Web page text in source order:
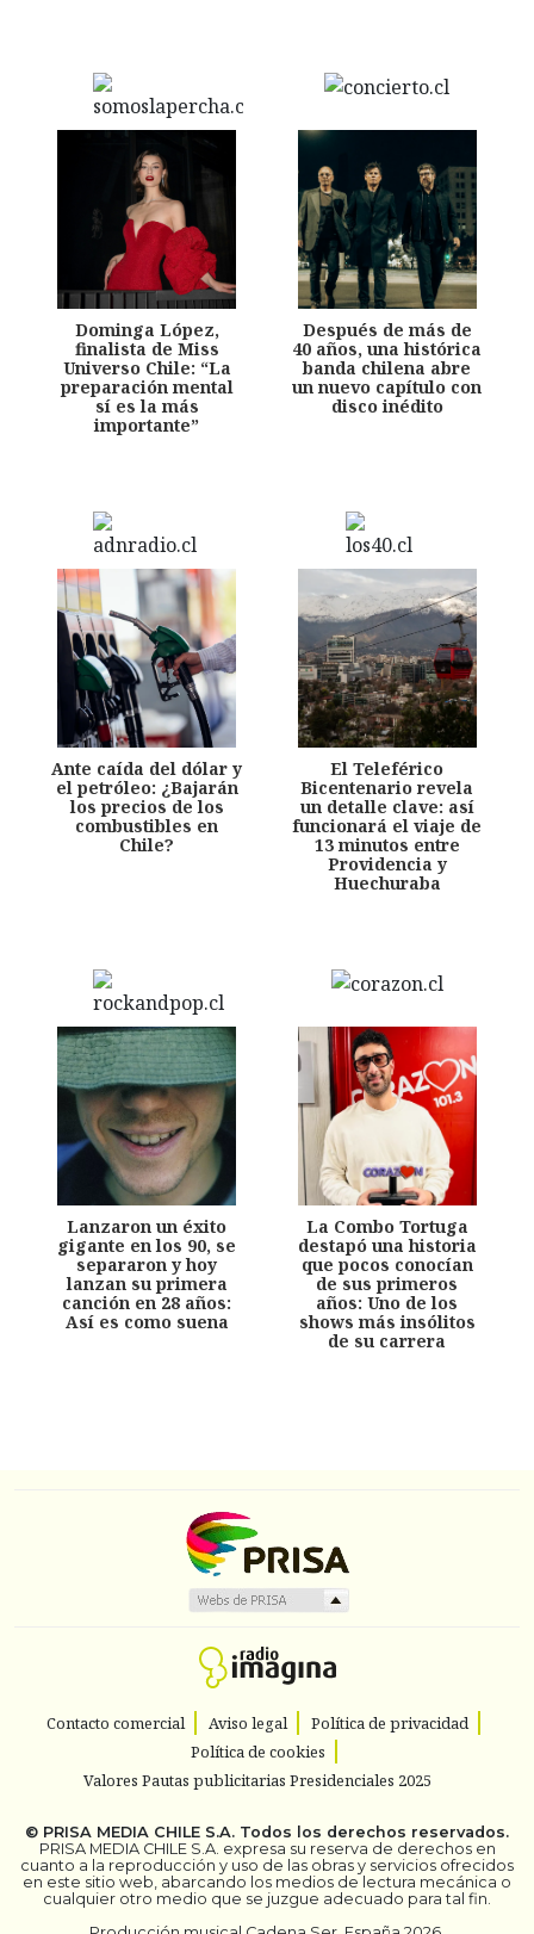
Dominga López,
finalista de Miss
Universo Chile: “La
preparación mental
sí es la más
importante”
Después de más de
40 años, una histórica
banda chilena abre
un nuevo capítulo con
disco inédito
Ante caída del dólar y
el petróleo: ¿Bajarán
los precios de los
combustibles en
Chile?
El Teleférico
Bicentenario revela
un detalle clave: así
funcionará el viaje de
13 minutos entre
Providencia y
Huechuraba
Lanzaron un éxito
gigante en los 90, se
separaron y hoy
lanzan su primera
canción en 28 años:
Así es como suena
La Combo Tortuga
destapó una historia
que pocos conocían
de sus primeros
años: Uno de los
shows más insólitos
de su carrera
Contacto comercial Aviso legal
Política de privacidad
Política de cookies
Valores Pautas publicitarias Presidenciales 2025
© PRISA MEDIA CHILE S.A. Todos los derechos reservados.
PRISA MEDIA CHILE S.A. expresa su reserva de derechos en
cuanto a la reproducción y uso de las obras y servicios ofrecidos
en este sitio web, abarcando los medios de lectura mecánica o
cualquier otro medio que se juzgue adecuado para tal fin.